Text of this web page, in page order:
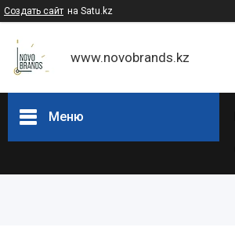
Создать сайт на Satu.kz
www.novobrands.kz
Меню